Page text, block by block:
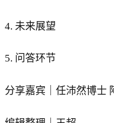
4. 未来展望
5. 问答环节
分享嘉宾｜任沛然博士